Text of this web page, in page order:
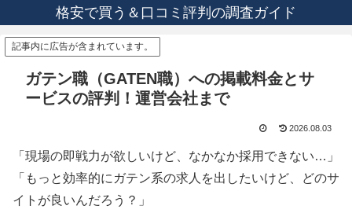
格安で買う＆口コミ評判の調査ガイド
記事内に広告が含まれています。
ガテン職（GATEN職）への掲載料金とサ
ービスの評判！運営会社まで
2026.08.03
「現場の即戦力が欲しいけど、なかなか採用できない…」
「もっと効率的にガテン系の求人を出したいけど、どのサ
イトが良いんだろう？」